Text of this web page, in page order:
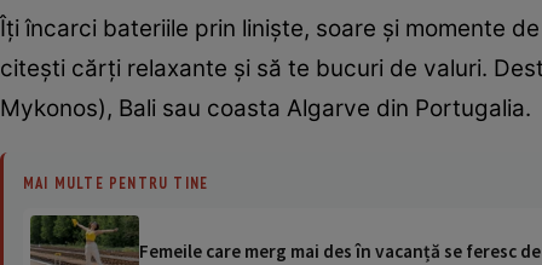
Îți încarci bateriile prin liniște, soare și momente
citești cărți relaxante și să te bucuri de valuri.
Mykonos), Bali sau coasta Algarve din Portugalia.
MAI MULTE PENTRU TINE
Femeile care merg mai des în vacanță se feresc